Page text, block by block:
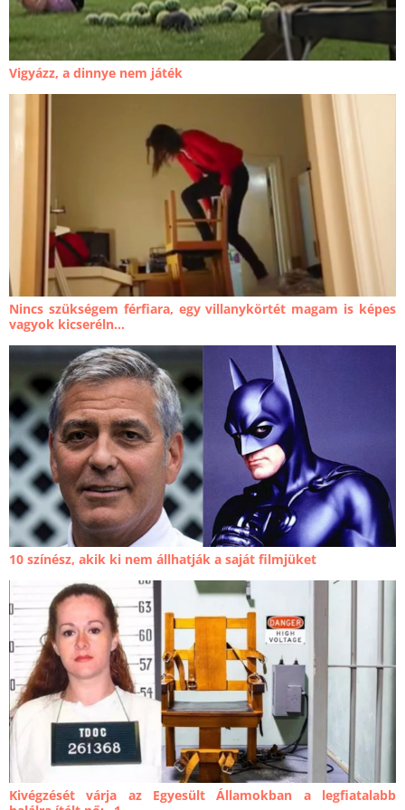
Vigyázz, a dinnye nem játék
Nincs szükségem férfiara, egy villanykörtét magam is képes
vagyok kicseréln...
10 színész, akik ki nem állhatják a saját filmjüket
Kivégzését várja az Egyesült Államokban a legfiatalabb